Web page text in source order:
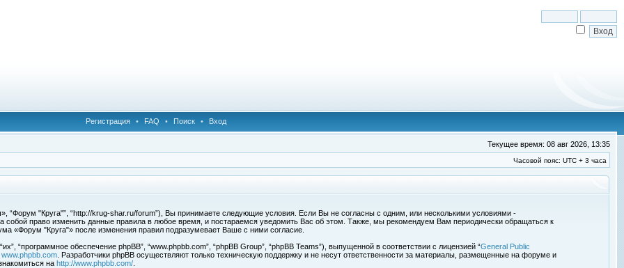
Регистрация • FAQ • Поиск • Вход
Текущее время: 08 авг 2026, 13:35
Часовой пояс: UTC + 3 часа
"Круга"”, “http://krug-shar.ru/forum”), Вы принимаете следующие условия. Если Вы не согласны с одним, или несколькими условиями -
собой право изменить данные правила в любое время, и постараемся уведомить Вас об этом. Также, мы рекомендуем Вам периодически обращаться к
«Форум "Круга"» после изменения правил подразумевает Ваше с ними согласие.
“программное обеспечение phpBB”, “www.phpbb.com”, “phpBB Group”, “phpBB Teams”), выпущенной в соответствии с лицензией “General Public
www.phpbb.com . Разработчики phpBB осуществляют только техническую поддержку и не несут ответственности за материалы, размещенные на форуме и
на http://www.phpbb.com/